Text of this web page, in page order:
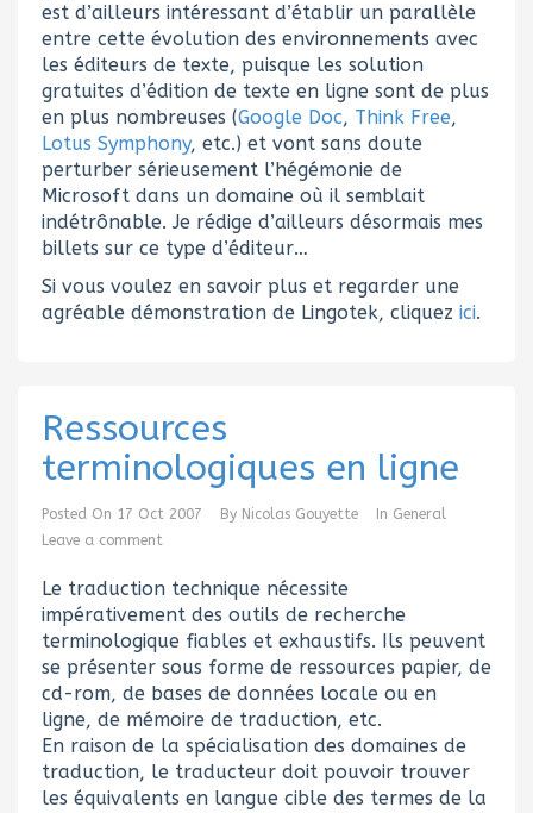
est d’ailleurs intéressant d’établir un parallèle
entre cette évolution des environnements avec
les éditeurs de texte, puisque les solution
gratuites d’édition de texte en ligne sont de plus
en plus nombreuses (Google Doc, Think Free,
Lotus Symphony, etc.) et vont sans doute
perturber sérieusement l’hégémonie de
Microsoft dans un domaine où il semblait
indétrônable. Je rédige d’ailleurs désormais mes
billets sur ce type d’éditeur…
Si vous voulez en savoir plus et regarder une
agréable démonstration de Lingotek, cliquez ici.
Ressources
terminologiques en ligne
Posted On 17 Oct 2007 By Nicolas Gouyette In General
Leave a comment
Le traduction technique nécessite
impérativement des outils de recherche
terminologique fiables et exhaustifs. Ils peuvent
se présenter sous forme de ressources papier, de
cd-rom, de bases de données locale ou en
ligne, de mémoire de traduction, etc.
En raison de la spécialisation des domaines de
traduction, le traducteur doit pouvoir trouver
les équivalents en langue cible des termes de la